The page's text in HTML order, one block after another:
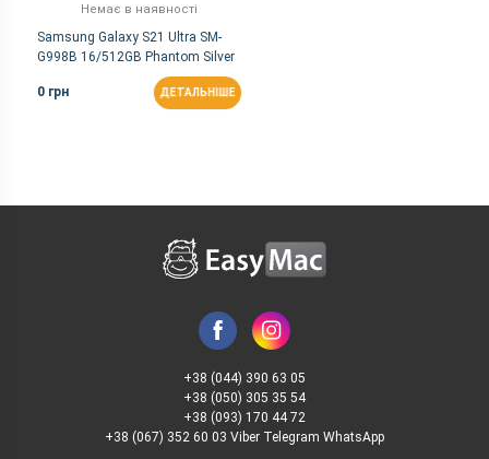
Немає в наявності
Samsung Galaxy S21 Ultra SM-
G998B 16/512GB Phantom Silver
0 грн ДЕТАЛЬНІШЕ
+38 (044) 390 63 05
+38 (050) 305 35 54
+38 (093) 170 44 72
+38 (067) 352 60 03 Viber Telegram WhatsApp